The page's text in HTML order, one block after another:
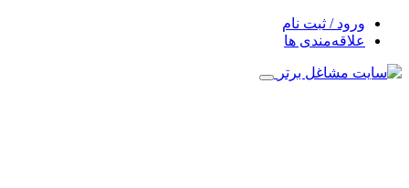
ورود / ثبت نام
علاقه‌مندی ها